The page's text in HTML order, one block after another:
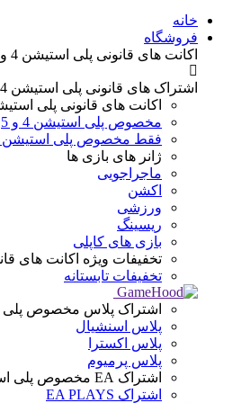
خانه
فروشگاه
اکانت های قانونی پلی استیشن 4 و 5
اشتراک های قانونی پلی استیشن 4 و 5
اکانت های قانونی پلی استیشن
مخصوص پلی استیشن 4 و 5
فقط مخصوص پلی استیشن 5
ژانر های بازی ها
ماجراجویی
اکشن
ورزشی
ریسینگ
بازی های کاپلی
تخفیفات ویژه اکانت های
تخفیفات تابستانه
اشتراک پلاس مخصوص پلی
پلاس اسنشیال
پلاس اکسترا
پلاس پرمیوم
اشتراک EA
مخصوص پلی
اشتراک EA PLAYS